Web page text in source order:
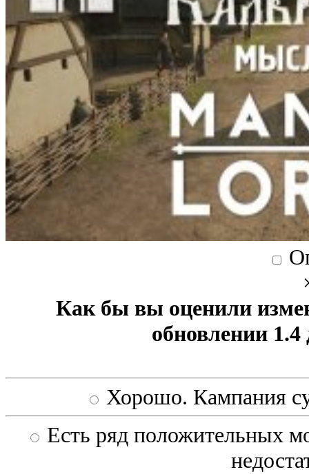
Как бы вы оценили
обновлении
Хорошо. Кампания
Есть ряд положительных